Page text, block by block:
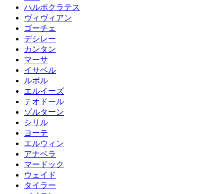
ハルポクラテス
ヴィヴィアン
ゴーチェ
デシレー
カンタン
マーサ
イサベル
ルボル
エルイーズ
テオドール
ゾルターン
シリル
ヨーテ
エルウィン
アナベラ
マードック
ウェイド
タイラー